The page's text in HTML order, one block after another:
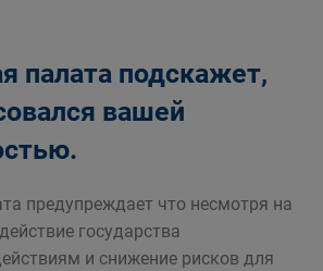
палата подскажет,
вашей
предупреждает что несмотря на
государства
и снижение рисков для